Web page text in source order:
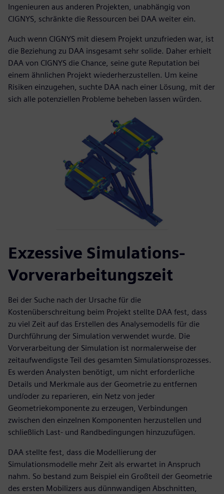
Ingenieuren aus anderen Projekten, unabhängig von
CIGNYS, schränkte die Ressourcen bei DAA weiter ein.
Auch wenn CIGNYS mit diesem Projekt unzufrieden war, ist
die Beziehung zu DAA insgesamt sehr solide. Daher erhielt
DAA von CIGNYS die Chance, seine gute Reputation bei
einem ähnlichen Projekt wiederherzustellen. Um keine
Risiken einzugehen, suchte DAA nach einer Lösung, mit der
sich alle potenziellen Probleme beheben lassen würden.
Exzessive Simulations-
Vorverarbeitungszeit
Bei der Suche nach der Ursache für die
Kostenüberschreitung beim Projekt stellte DAA fest, dass
zu viel Zeit auf das Erstellen des Analysemodells für die
Durchführung der Simulation verwendet wurde. Die
Vorverarbeitung der Simulation ist normalerweise der
zeitaufwendigste Teil des gesamten Simulationsprozesses.
Es werden Analysten benötigt, um nicht erforderliche
Details und Merkmale aus der Geometrie zu entfernen
und/oder zu reparieren, ein Netz von jeder
Geometriekomponente zu erzeugen, Verbindungen
zwischen den einzelnen Komponenten herzustellen und
schließlich Last- und Randbedingungen hinzuzufügen.
DAA stellte fest, dass die Modellierung der
Simulationsmodelle mehr Zeit als erwartet in Anspruch
nahm. So bestand zum Beispiel ein Großteil der Geometrie
des ersten Mobilizers aus dünnwandigen Abschnitten,